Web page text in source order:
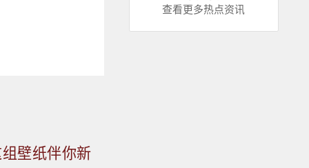
壁纸伴你新
查看更多热点资讯